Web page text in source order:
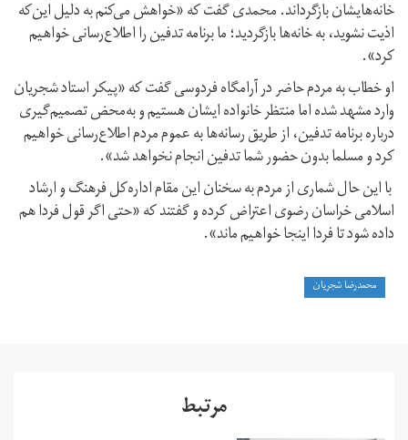
خانه‌هایشان بازگرداند. محمدی گفت که «خواهش می‌کنم به دلیل این‌که
اذیت نشوید، به خانه‌ها بازگردید؛ ما برنامه تدفین را اطلاع‌رسانی خواهیم
کرد».
او خطاب به مردم حاضر در آرامگاه فردوسی گفت که «پیکر استاد شجریان
وارد مشهد شده اما منتظر خانواده ایشان هستیم و به‌محض تصمیم‌گیری
درباره برنامه تدفین، از طریق رسانه‌ها به عموم مردم اطلاع‌رسانی خواهیم
کرد و مسلما بدون حضور شما تدفین انجام نخواهد شد».
با این حال شماری از مردم به سخنان این مقام اداره‌کل فرهنگ و ارشاد
اسلامی خراسان رضوی اعتراض کرده و گفتند که «حتی اگر قول فردا هم
داده شود تا فردا اینجا خواهیم ماند».
محمدرضا شجریان
مرتبط